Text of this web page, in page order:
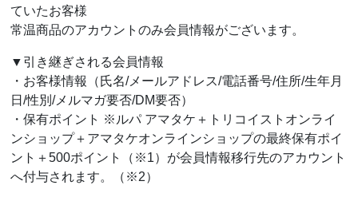
ていたお客様
常温商品のアカウントのみ会員情報がございます。
▼引き継ぎされる会員情報
・お客様情報（氏名/メールアドレス/電話番号/住所/生年月
日/性別/メルマガ要否/DM要否）
・保有ポイント ※ルパ アマタケ＋トリコイストオンライ
ンショップ＋アマタケオンラインショップの最終保有ポイ
ント＋500ポイント（※1）が会員情報移行先のアカウント
へ付与されます。（※2）